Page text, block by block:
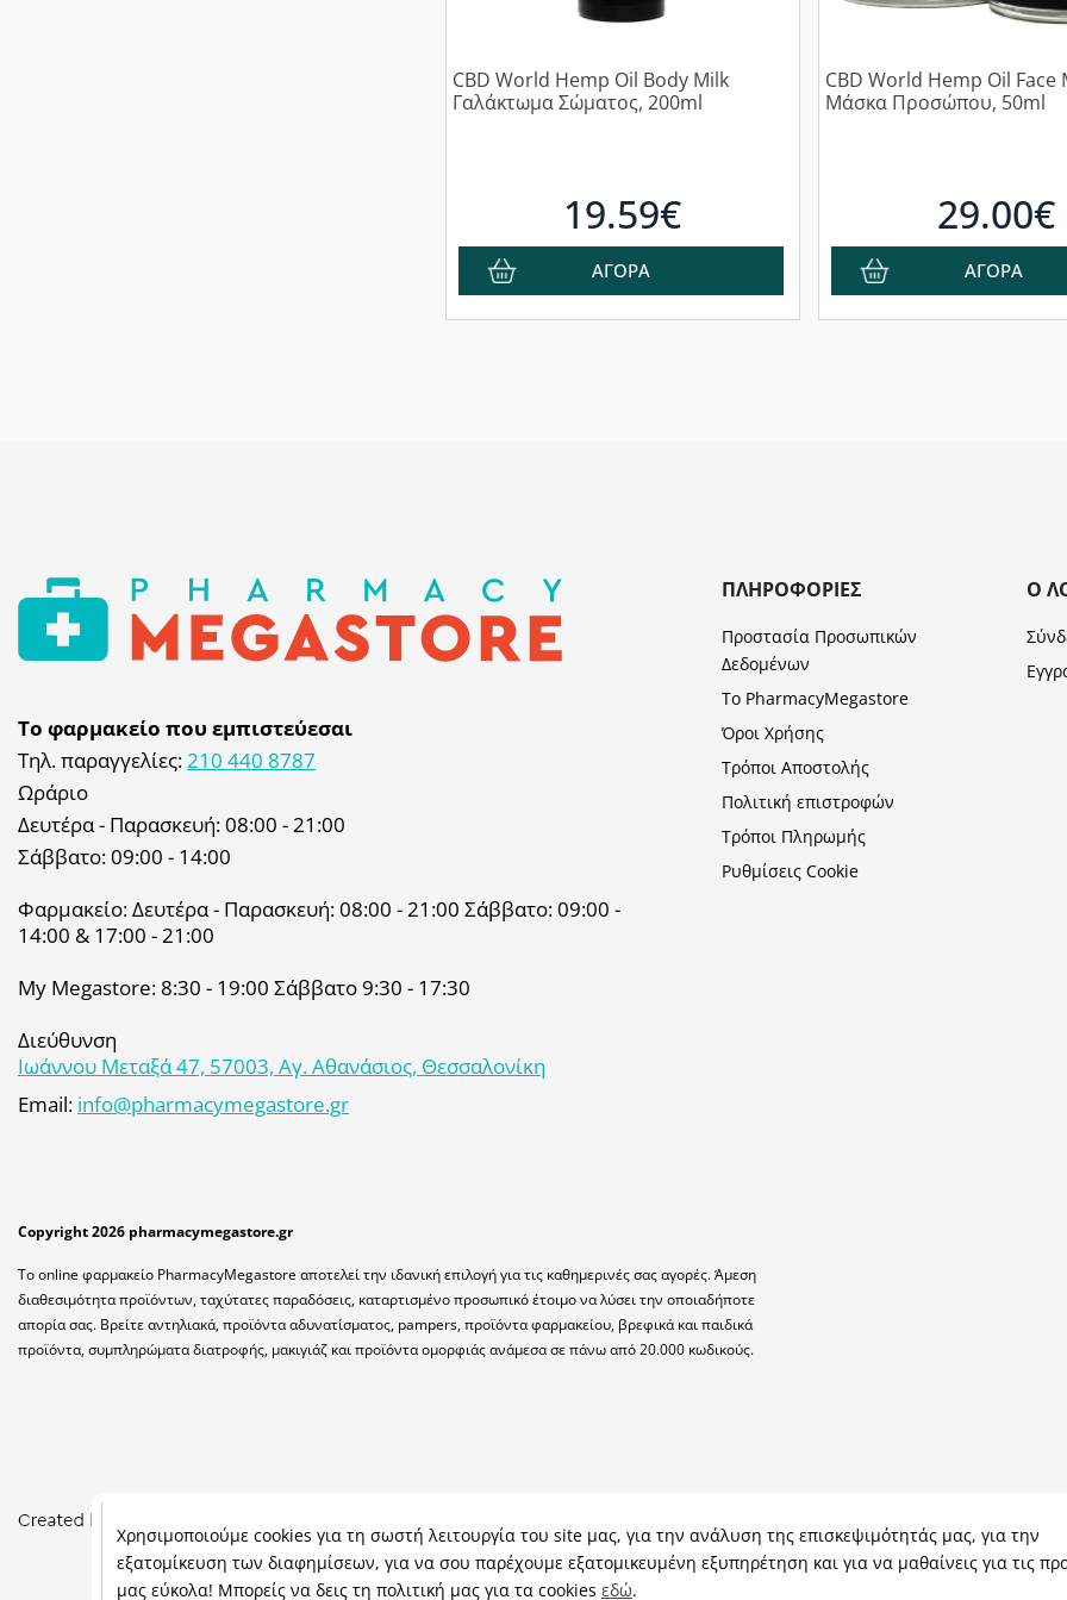
CBD World Hemp Oil Body Milk
Γαλάκτωμα Σώματος, 200ml
19.59€
ΑΓΟΡΑ
CBD World Hemp Oil Face
Μάσκα Προσώπου, 50ml
29.00€
ΑΓΟΡΑ
Το φαρμακείο που εμπιστεύεσαι
Τηλ. παραγγελίες:210 440 8787
Ωράριο
Δευτέρα - Παρασκευή: 08:00 - 21:00
Σάββατο: 09:00 - 14:00
Φαρμακείο: Δευτέρα - Παρασκευή: 08:00 - 21:00 Σάββατο: 09:00 -
14:00 & 17:00 - 21:00
My Megastore: 8:30 - 19:00 Σάββατο 9:30 - 17:30
Διεύθυνση
Ιωάννου Μεταξά 47, 57003, Αγ. Αθανάσιος, Θεσσαλονίκη
Email: info@pharmacymegastore.gr
ΠΛΗΡΟΦΟΡΊΕΣ
Προστασία Προσωπικών
Δεδομένων
Το PharmacyMegastore
Όροι Χρήσης
Τρόποι Αποστολής
Πολιτική επιστροφών
Τρόποι Πληρωμής
Ρυθμίσεις Cookie
Ο
Copyright 2026 pharmacymegastore.gr
Το online φαρμακείο PharmacyMegastore αποτελεί την ιδανική επιλογή για τις καθημερινές σας αγορές. Άμεση
διαθεσιμότητα προϊόντων, ταχύτατες παραδόσεις, καταρτισμένο προσωπικό έτοιμο να λύσει την οποιαδήποτε
απορία σας. Βρείτε αντηλιακά, προϊόντα αδυνατίσματος, pampers, προϊόντα φαρμακείου, βρεφικά και παιδικά
προϊόντα, συμπληρώματα διατροφής, μακιγιάζ και προϊόντα ομορφιάς ανάμεσα σε πάνω από 20.000 κωδικούς.
Χρησιμοποιούμε cookies για τη σωστή λειτουργία του site μας, για την ανάλυση της επισκεψιμότητάς μας, για την
εξατομίκευση των διαφημίσεων, για να σου παρέχουμε εξατομικευμένη εξυπηρέτηση και για να μαθαίνεις για τις
μας εύκολα! Μπορείς να δεις τη πολιτική μας για τα cookies εδώ.